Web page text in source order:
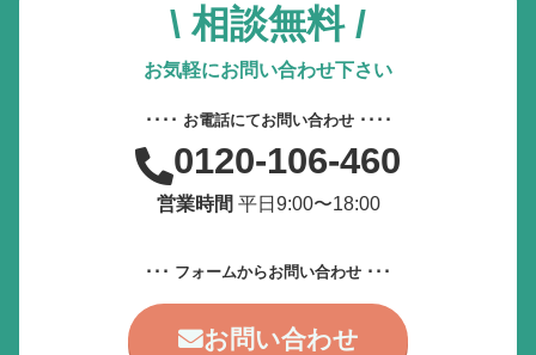
\ 相談無料 /
お気軽にお問い合わせ下さい
････ お電話にてお問い合わせ ････
0120-106-460
営業時間 平日9:00〜18:00
･･･ フォームからお問い合わせ ･･･
お問い合わせ
アニメーションを停止
動画やアニメーションを一時停止
すべての設定をリセット
サービスお問い合わせ先